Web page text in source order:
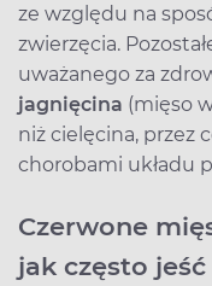
ze względu na
zwierzęcia.
uważanego za
jagnięcina (mięso
niż cielęcina, przez
chorobami układu
Czerwone
jak często jeść